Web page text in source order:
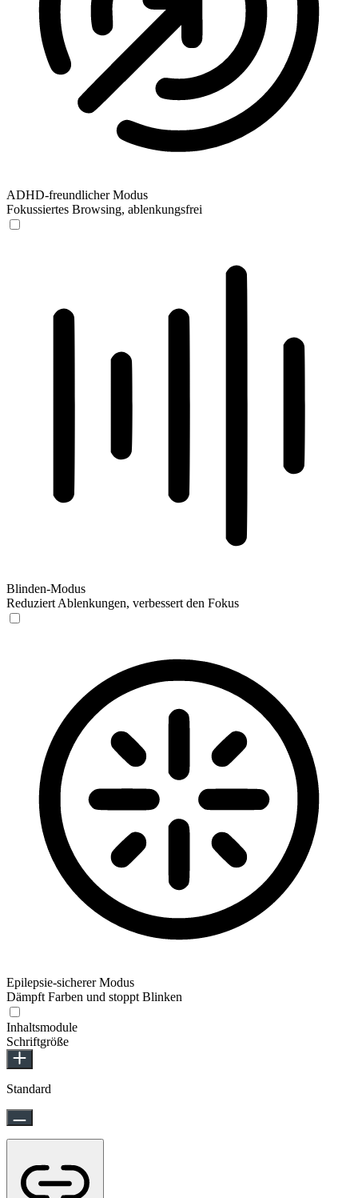
ADHD-freundlicher Modus
Fokussiertes Browsing, ablenkungsfrei
Blinden-Modus
Reduziert Ablenkungen, verbessert den Fokus
Epilepsie-sicherer Modus
Dämpft Farben und stoppt Blinken
Inhaltsmodule
Schriftgröße
Standard